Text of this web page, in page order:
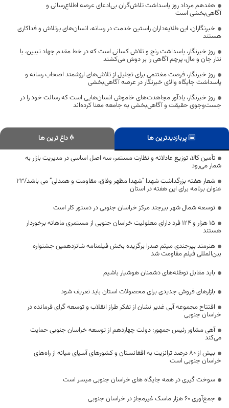
هفدهم مرداد روز پاسداشت تلاش‌گران بی‌ادعای عرصه اطلاع‌رسانی و
آگاهی‌بخشی است
خبرنگاران، این طلایه‌داران راستین خدمت در رسانه، انسان‌های پرتلاش و فداکاری
هستند
روز خبرنگار، پاسداشت رنج و تلاش کسانی است که در خط مقدم جهاد تبیین، با
نثار جان و مال، پرچم آگاهی را بر دوش می‌کشند
روز خبرنگار، فرصت مغتنمی برای تجلیل از تلاش‌های ارزشمند اصحاب رسانه و
پاسداشت جایگاه والای خبرنگار در عرصه آگاهی‌بخشی
روز خبرنگار، یادآور مجاهدت‌های خاموش انسان‌هایی است که رسالت خود را در
جست‌وجوی حقیقت و آگاهی‌بخشی به جامعه معنا کرده‌اند
پربازدیدترین ها
داغ ترین ها
تأمین کالا، توزیع عادلانه و نظارت مستمر، سه اصل اساسی در مدیریت بازار به
شمار می‌رود
شعار هفته بزرگداشت شهدا “شهدا مظهر وفاق، مقاومت و همدلی” می باشد/۲۳
عنوان برنامه برای این هفته در استان
توسعه شمال شهر بیرجند مرکز خراسان جنوبی در دستور کار است
۱۵ هزار و ۱۲۴ فرد دارای معلولیت خراسان جنوبی از مستمری ماهانه برخوردار
هستند
هنرمند بیرجندی میثم صدرا برگزیده بخش فیلمنامه شانزدهمین جشنواره
بین‌المللی فیلم مقاومت شد
باید مقابل توطئه‌های دشمنان هوشیار باشیم
بازارهای فروش جدیدی برای محصولات استان باید تعریف شود
افتتاح مجموعه آبی غدیر نشان از تفکر طراز انقلاب و توسعه گرای فرمانده در
خراسان جنوبی
آهی مشاور رئیس جمهور: دولت چهاردهم از توسعه خراسان جنوبی حمایت
می‌کند
بیش از ۸۰ درصد ترانزیت به افغانستان و کشورهای آسیای میانه از راه‌های
خراسان جنوبی است
سوخت گیری در همه جایگاه های خراسان جنوبی میسر است
جمع‌آوری ۶۰ هزار ماسک غیرمجاز در خراسان جنوبی